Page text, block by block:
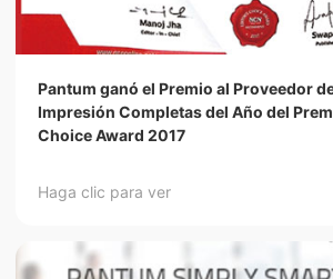
Pantum ganó el Premio al Proveedor
Impresión Completas del Año del
Choice Award 2017
Haga clic para ver